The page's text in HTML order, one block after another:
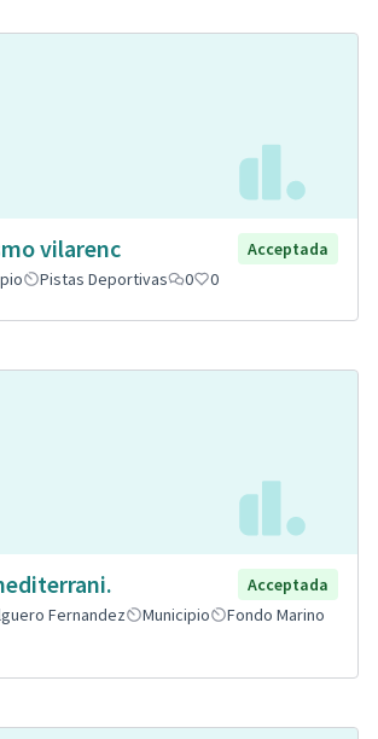
vilarenc
Acceptada
Pistas Deportivas 0 0
Acceptada
Fernandez
Municipio
Fondo Marino